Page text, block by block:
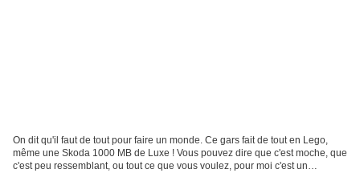
On dit qu'il faut de tout pour faire un monde. Ce gars fait de tout en Lego,
même une Skoda 1000 MB de Luxe ! Vous pouvez dire que c'est moche, que
c'est peu ressemblant, ou tout ce que vous voulez, pour moi c'est un